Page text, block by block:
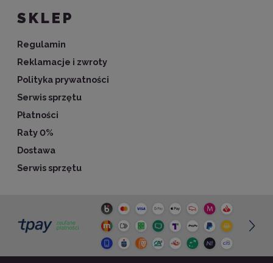
SKLEP
Regulamin
Reklamacje i zwroty
Polityka prywatności
Serwis sprzętu
Płatności
Raty 0%
Dostawa
Serwis sprzętu